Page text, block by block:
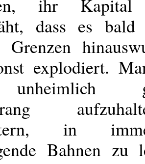
ihr
dass es
Grenzen
explodiert.
in
Bahnen zu